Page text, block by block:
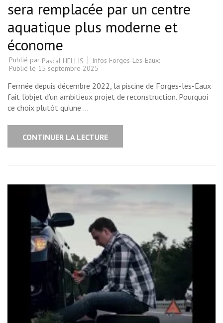
sera remplacée par un centre
aquatique plus moderne et
économe
Publié par Pascal HELLIS
Infos Forges-Les-Eaux:
Publié le 15 septembre 2025
Fermée depuis décembre 2022, la piscine de Forges-les-Eaux
fait l’objet d’un ambitieux projet de reconstruction. Pourquoi
ce choix plutôt qu’une …
CONTINUER LA LECTURE